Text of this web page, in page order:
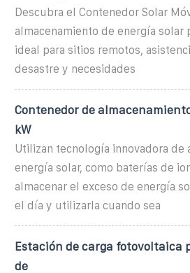
Descubra el Contenedor Solar
almacenamiento de energía
ideal para sitios remotos,
desastre y necesidades
Contenedor de
kW
Utilizan tecnología innovadora de
energía solar, como baterías de
almacenar el exceso de energía
el día y utilizarla cuando sea
Estación de carga fotovoltaica
de